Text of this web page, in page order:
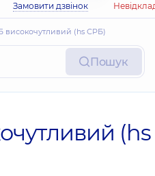
Замовити дзвінок
високочутливий (hs СРБ)
Пошук
(hs